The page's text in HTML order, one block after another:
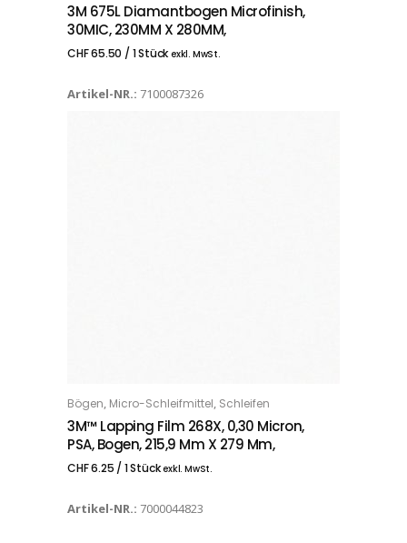
3M 675L Diamantbogen Microfinish,
30MIC, 230MM X 280MM,
CHF65.50 / 1 Stückexkl. MwSt.
Artikel-NR.: 7100087326
IN DEN WARENKORB
Bögen, Micro-Schleifmittel, Schleifen
3M™ Lapping Film 268X, 0,30 Micron,
PSA, Bogen, 215,9 Mm X 279 Mm,
CHF6.25 / 1 Stückexkl. MwSt.
Artikel-NR.: 7000044823